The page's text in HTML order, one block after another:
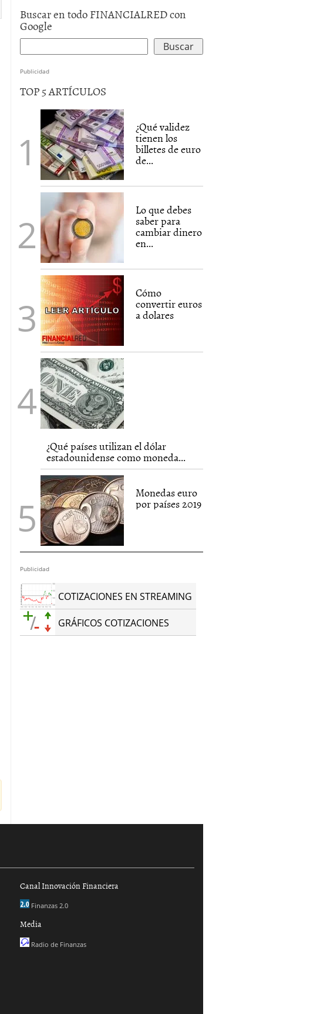
Buscar en todo FINANCIALRED con
Google
Publicidad
TOP 5 ARTÍCULOS
¿Qué validez
tienen los
billetes de euro
de...
Lo que debes
saber para
cambiar dinero
en...
Cómo
convertir euros
a dolares
¿Qué países utilizan el dólar
estadounidense como moneda...
Monedas euro
por países 2019
Publicidad
COTIZACIONES EN STREAMING
GRÁFICOS COTIZACIONES
Canal Innovación Financiera
Finanzas 2.0
Media
Radio de Finanzas